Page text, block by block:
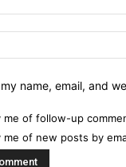
name, email, and
me of follow-up
me of new posts by